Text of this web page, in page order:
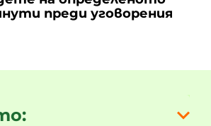
преди уговорения